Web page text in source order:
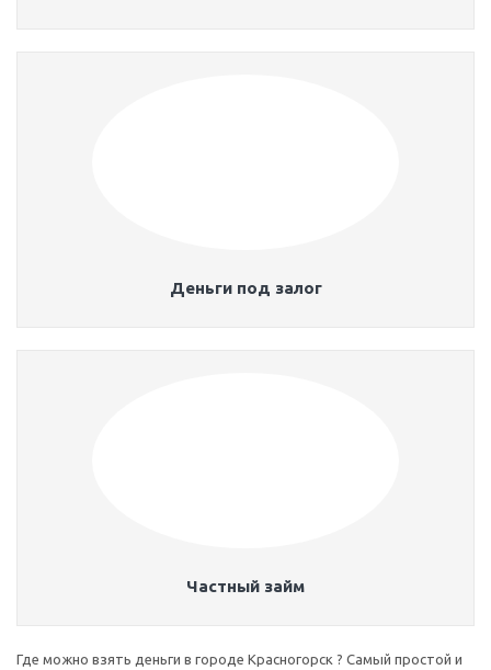
Деньги под залог
Частный займ
Где можно взять деньги в городе Красногорск ? Самый простой и